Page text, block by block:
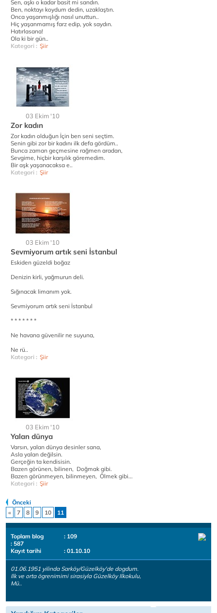
Sen, aşkı o kadar basit mi sandın.
Ben, noktayı koydum dedin, uzaklaştın.
Onca yaşanmışlığı nasıl unuttun..
Hiç yaşanmamış farz edip, yok saydın.
Hatırlasana!
Ola ki bir gün..
Kategori : Şiir
03 Ekim '10
Zor kadın
Zor kadın olduğun İçin ben seni seçtim.
Senin gibi zor bir kadını ilk defa gördüm..
Bunca zaman geçmesine rağmen aradan,
Sevgime, hiçbir karşılık göremedim.
Bir aşk yaşanacaksa e..
Kategori : Şiir
03 Ekim '10
Sevmiyorum artık seni İstanbul
Eskiden güzeldi boğaz
Denizin kirli, yağmurun deli.
Sığınacak limanım yok.
Sevmiyorum artık seni İstanbul
* * * * * * *
Ne havana güvenilir ne suyuna,
Ne rü..
Kategori : Şiir
03 Ekim '10
Yalan dünya
Varsın, yalan dünya desinler sana,
Asla yalan değilsin.
Gerçeğin ta kendisisin.
Bazen görünen, bilinen, Doğmak gibi.
Bazen görünmeyen, bilinmeyen, Ölmek gibi...
Kategori : Şiir
Önceki
«
7 8 9 10 11
Toplam blog
: 109
: 587
Kayıt tarihi
: 01.10.10
01.06.1951 yilinda Sarköy/Güzelköy'de dogdum.
Ilk ve orta ögrenimimi sirasiyla Güzelköy Ilkokulu,
Mü..